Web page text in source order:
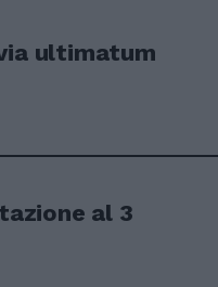
ultimatum
al 3